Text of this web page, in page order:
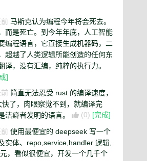
马斯克认为编程今年将会死去。
而是死亡。到今年年底，人工智能
编程语言，它直接生成机器码，二
超越了人类逻辑所能创造的任何东
译，没有汇编，纯粹的执行力。
]
简直无法忍受 rust 的编译速度，
快了，肉眼察觉不到，就编译完
洁癖者发明的语言。
(0) [完成]
使用最便宜的 deepseek 写一个
实体、repo,service,handler 逻辑,
，看似很便宜，开发一个几千个